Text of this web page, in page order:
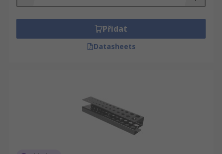
Přidat
Datasheets